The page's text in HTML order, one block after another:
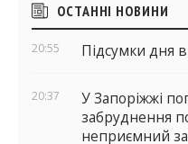
віджети
ОСТАННІ НОВИНИ
20:55 Підсумки дня в
20:37
У Запоріжжі
забруднення
неприємний